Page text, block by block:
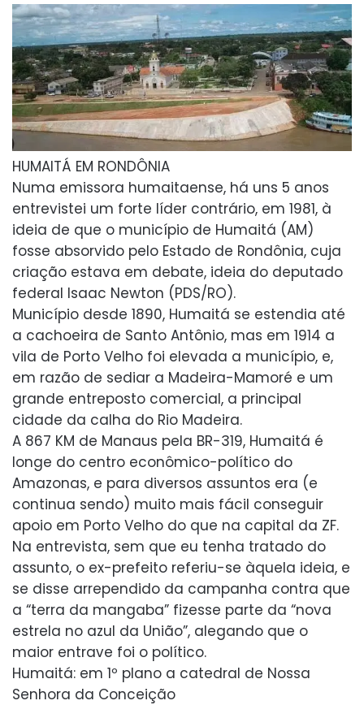
HUMAITÁ EM RONDÔNIA
Numa emissora humaitaense, há uns 5 anos
entrevistei um forte líder contrário, em 1981, à
ideia de que o município de Humaitá (AM)
fosse absorvido pelo Estado de Rondônia, cuja
criação estava em debate, ideia do deputado
federal Isaac Newton (PDS/RO).
Município desde 1890, Humaitá se estendia até
a cachoeira de Santo Antônio, mas em 1914 a
vila de Porto Velho foi elevada a município, e,
em razão de sediar a Madeira-Mamoré e um
grande entreposto comercial, a principal
cidade da calha do Rio Madeira.
A 867 KM de Manaus pela BR-319, Humaitá é
longe do centro econômico-político do
Amazonas, e para diversos assuntos era (e
continua sendo) muito mais fácil conseguir
apoio em Porto Velho do que na capital da ZF.
Na entrevista, sem que eu tenha tratado do
assunto, o ex-prefeito referiu-se àquela ideia, e
se disse arrependido da campanha contra que
a “terra da mangaba” fizesse parte da “nova
estrela no azul da União”, alegando que o
maior entrave foi o político.
Humaitá: em 1º plano a catedral de Nossa
Senhora da Conceição